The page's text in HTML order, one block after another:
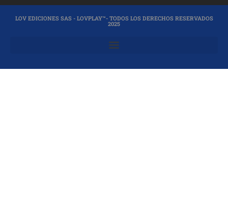
LOV EDICIONES SAS - LOVPLAY™- TODOS LOS DERECHOS RESERVADOS
2025